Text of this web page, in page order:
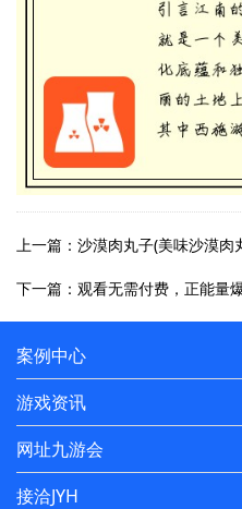
上一篇：沙漠肉丸子(美味沙漠
案例中心
游戏资讯
网址九游会
接洽JYH